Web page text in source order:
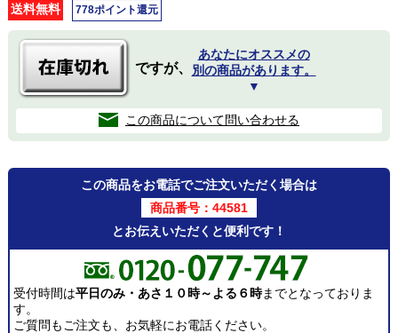
送料無料 778ポイント還元
ですが、
あなたにオススメの
別の商品があります。
▼
この商品について問い合わせる
この商品をお電話でご注文いただく場合は
商品番号：44581
とお伝えいただくと便利です！
受付時間は平日のみ・あさ１０時～よる６時までとなっておりま
す。
ご質問もご注文も、お気軽にお電話ください。